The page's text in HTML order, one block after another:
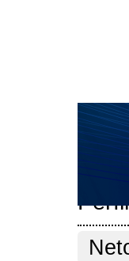
CAPA
NOTÍCIAS
PARA